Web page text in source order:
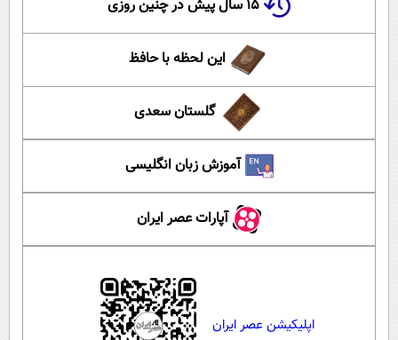
۱۵ سال پیش در چنین روزی
این لحظه با حافظ
گلستان سعدی
آموزش زبان انگلیسی
آپارات عصر ایران
اپلیکیشن عصر ایران